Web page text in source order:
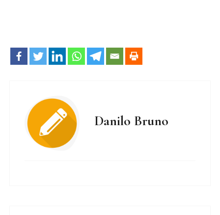
Danilo Bruno